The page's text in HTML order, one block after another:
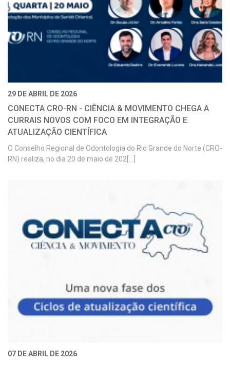
29 DE ABRIL DE 2026
CONECTA CRO-RN - CIÊNCIA & MOVIMENTO CHEGA A
CURRAIS NOVOS COM FOCO EM INTEGRAÇÃO E
ATUALIZAÇÃO CIENTÍFICA
O Conselho Regional de Odontologia do Rio Grande do Norte (CRO-
RN) realiza, no dia 20 de maio de 202[...]
07 DE ABRIL DE 2026